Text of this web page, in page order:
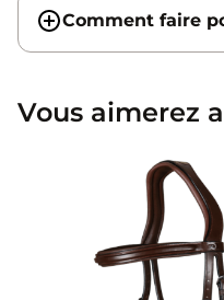
Comment faire
Vous aimerez